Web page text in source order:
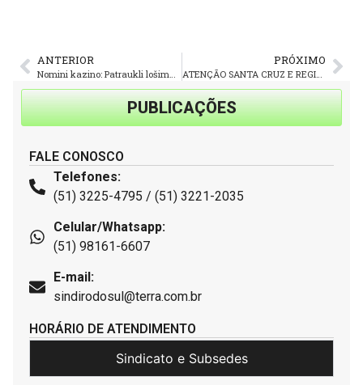
ANTERIOR PRÓXIMO
ATENÇÃO SANTA CRUZ E REGIÃO: SINDIRODOSUL CONVOCA PARA ASSEMBLEIA QUINTA-FEIRA (21)
PUBLICAÇÕES
FALE CONOSCO
Telefones:
(51) 3225-4795 / (51) 3221-2035
Celular/Whatsapp:
(51) 98161-6607
E-mail:
sindirodosul@terra.com.br
HORÁRIO DE ATENDIMENTO
Sindicato e Subsedes